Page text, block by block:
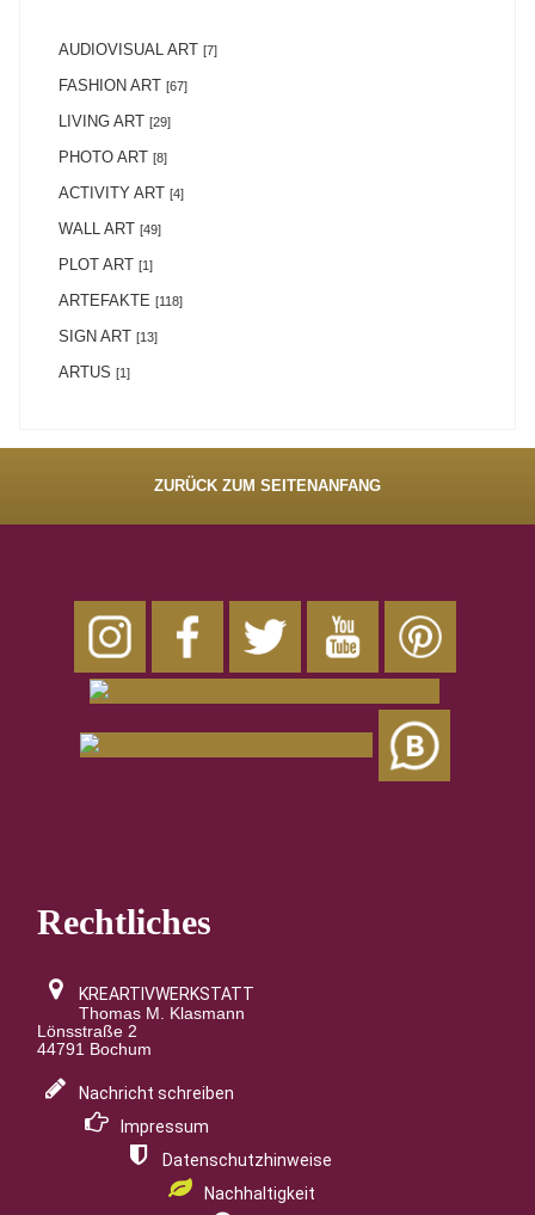
AUDIOVISUAL ART [7]
FASHION ART [67]
LIVING ART [29]
PHOTO ART [8]
ACTIVITY ART [4]
WALL ART [49]
PLOT ART [1]
ARTEFAKTE [118]
SIGN ART [13]
ARTUS [1]
ZURÜCK ZUM SEITENANFANG
Rechtliches
KREARTIVWERKSTATT
Thomas M. Klasmann
Lönsstraße 2
44791 Bochum
Nachricht schreiben
Impressum
Datenschutzhinweise
Nachhaltigkeit